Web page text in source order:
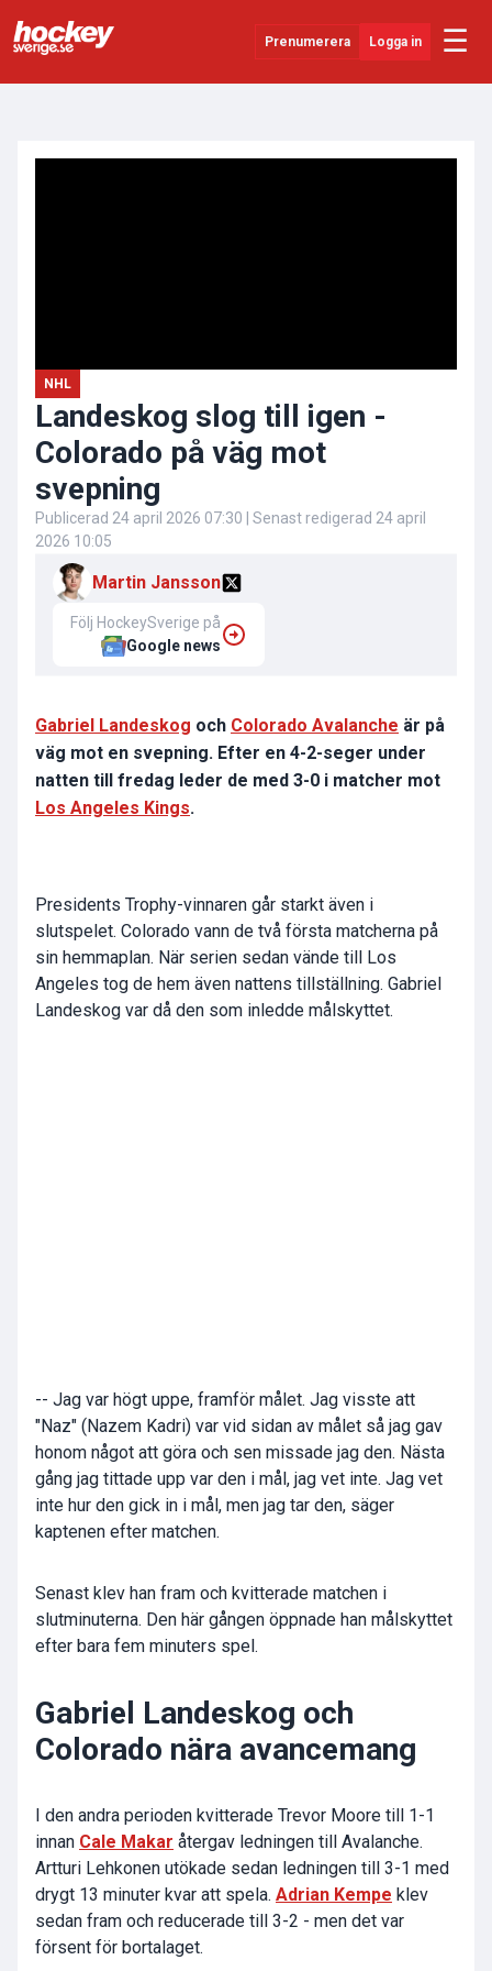
Prenumerera Logga in ☰
NHL
Landeskog slog till igen -
Colorado på väg mot
svepning
Publicerad 24 april 2026 07:30 | Senast redigerad 24 april
2026 10:05
Martin Jansson
Följ HockeySverige på
Google news
Gabriel Landeskog och Colorado Avalanche är på
väg mot en svepning. Efter en 4-2-seger under
natten till fredag leder de med 3-0 i matcher mot
Los Angeles Kings.
Presidents Trophy-vinnaren går starkt även i
slutspelet. Colorado vann de två första matcherna på
sin hemmaplan. När serien sedan vände till Los
Angeles tog de hem även nattens tillställning. Gabriel
Landeskog var då den som inledde målskyttet.
-- Jag var högt uppe, framför målet. Jag visste att
"Naz" (Nazem Kadri) var vid sidan av målet så jag gav
honom något att göra och sen missade jag den. Nästa
gång jag tittade upp var den i mål, jag vet inte. Jag vet
inte hur den gick in i mål, men jag tar den, säger
kaptenen efter matchen.
Senast klev han fram och kvitterade matchen i
slutminuterna. Den här gången öppnade han målskyttet
efter bara fem minuters spel.
Gabriel Landeskog och
Colorado nära avancemang
I den andra perioden kvitterade Trevor Moore till 1-1
innan Cale Makar återgav ledningen till Avalanche.
Artturi Lehkonen utökade sedan ledningen till 3-1 med
drygt 13 minuter kvar att spela. Adrian Kempe klev
sedan fram och reducerade till 3-2 - men det var
försent för bortalaget.